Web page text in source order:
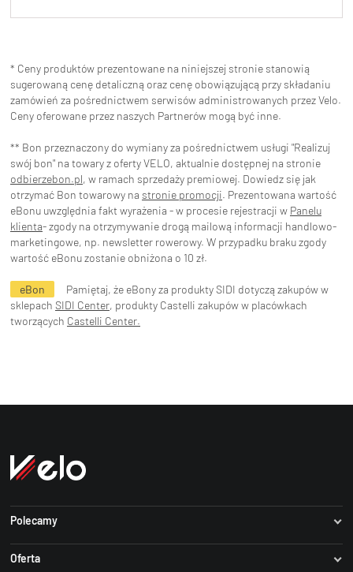
* Ceny produktów prezentowane na niniejszej stronie stanowią
sugerowaną cenę detaliczną oraz cenę obowiązującą przy składaniu
zamówień za pośrednictwem serwisów administrowanych przez Velo.
Ceny oferowane przez naszych Partnerów mogą być inne.
** Bon przeznaczony do wymiany za pośrednictwem usługi "Realizuj
swój bon" na towary z oferty VELO, aktualnie dostępnej na stronie
odbierzebon.pl, w ramach sprzedaży premiowej. Dowiedz się jak
otrzymać Bon towarowy na stronie promocji. Prezentowana wartość
eBonu uwzględnia fakt wyrażenia - w procesie rejestracji w Panelu
klienta- zgody na otrzymywanie drogą mailową informacji handlowo-
marketingowe, np. newsletter rowerowy. W przypadku braku zgody
wartość eBonu zostanie obniżona o 10 zł.
eBon
Pamiętaj, że eBony za produkty SIDI dotyczą zakupów w
sklepach SIDI Center, produkty Castelli zakupów w placówkach
tworzących Castelli Center.
Polecamy
Dartmoor
Oferta